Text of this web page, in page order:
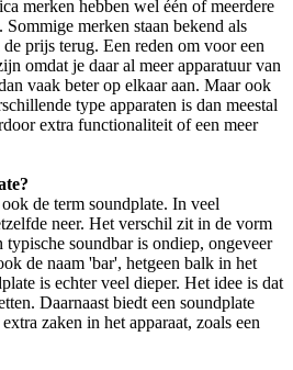
merken hebben wel één of meerdere
merken staan bekend als
prijs terug. Een reden om voor een
omdat je daar al meer apparatuur van
vaak beter op elkaar aan. Maar ook
type apparaten is dan meestal
extra functionaliteit of een meer
de term soundplate. In veel
neer. Het verschil zit in de vorm
typische soundbar is ondiep, ongeveer
de naam 'bar', hetgeen balk in het
is echter veel dieper. Het idee is dat
Daarnaast biedt een soundplate
zaken in het apparaat, zoals een